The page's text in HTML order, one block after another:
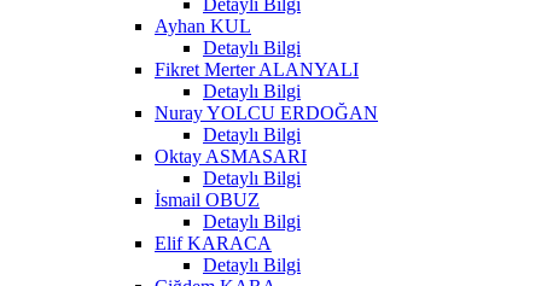
Ayhan KUL
Detaylı Bilgi
Fikret Merter ALANYALI
Detaylı Bilgi
Nuray YOLCU ERDOĞAN
Detaylı Bilgi
Oktay ASMASARI
Detaylı Bilgi
İsmail OBUZ
Detaylı Bilgi
Elif KARACA
Detaylı Bilgi